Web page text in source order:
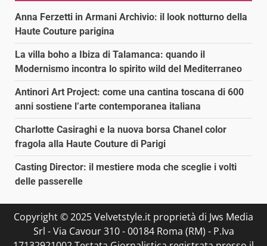
Anna Ferzetti in Armani Archivio: il look notturno della
Haute Couture parigina
La villa boho a Ibiza di Talamanca: quando il
Modernismo incontra lo spirito wild del Mediterraneo
Antinori Art Project: come una cantina toscana di 600
anni sostiene l’arte contemporanea italiana
Charlotte Casiraghi e la nuova borsa Chanel color
fragola alla Haute Couture di Parigi
Casting Director: il mestiere moda che sceglie i volti
delle passerelle
Copyright © 2025 Velvetstyle.it proprietà di Jws Media
Srl - Via Cavour 310 - 00184 Roma (RM) - P.Iva